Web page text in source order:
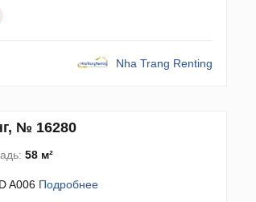
Nha Trang Renting
№ 16280
58 м²
A006 Подробнее